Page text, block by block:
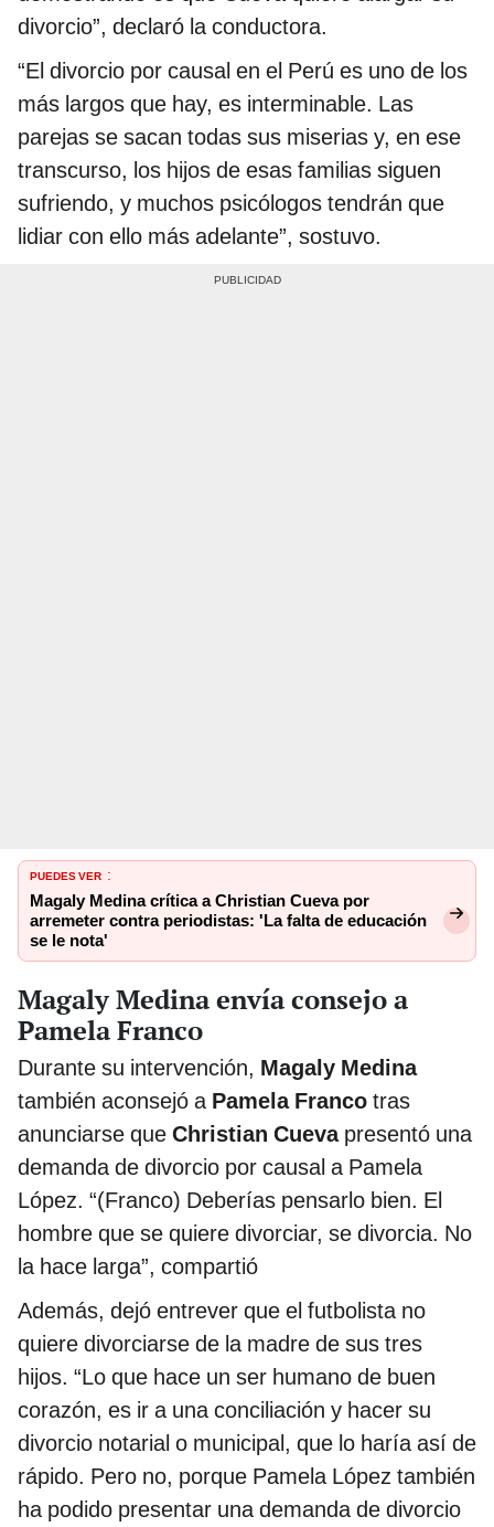
divorcio”, declaró la conductora.
“El divorcio por causal en el Perú es uno de los
más largos que hay, es interminable. Las
parejas se sacan todas sus miserias y, en ese
transcurso, los hijos de esas familias siguen
sufriendo, y muchos psicólogos tendrán que
lidiar con ello más adelante”, sostuvo.
PUEDES VER :
Magaly Medina crítica a Christian Cueva por
arremeter contra periodistas: 'La falta de educación
se le nota'
Magaly Medina envía consejo a
Pamela Franco
Durante su intervención, Magaly Medina
también aconsejó a Pamela Franco tras
anunciarse que Christian Cuevapresentó una
demanda de divorcio por causal a Pamela
López. “(Franco) Deberías pensarlo bien. El
hombre que se quiere divorciar, se divorcia. No
la hace larga”, compartió
Además, dejó entrever que el futbolista no
quiere divorciarse de la madre de sus tres
hijos. “Lo que hace un ser humano de buen
corazón, es ir a una conciliación y hacer su
divorcio notarial o municipal, que lo haría así de
rápido. Pero no, porque Pamela López también
ha podido presentar una demanda de divorcio